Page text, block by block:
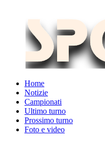
Home
Notizie
Campionati
Ultimo turno
Prossimo turno
Foto e video